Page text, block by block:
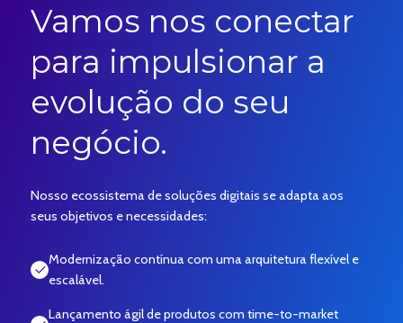
Vamos nos conectar
para impulsionar a
evolução do seu
negócio.
Nosso ecossistema de soluções digitais se adapta aos
seus objetivos e necessidades:
Modernização contínua com uma arquitetura flexível e
escalável.
Lançamento ágil de produtos com time-to-market